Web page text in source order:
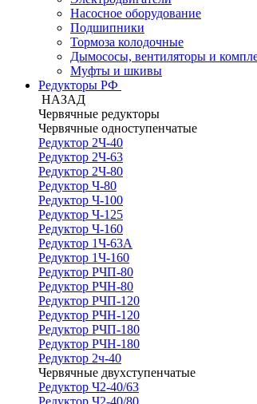
Насосное оборудование
Подшипники
Тормоза колодочные
Дымососы, вентиляторы и
Муфты и шкивы
Редукторы РФ
НАЗАД
Червячные редукторы
Червячные одноступенчатые
Редуктор 2Ч-40
Редуктор 2Ч-63
Редуктор 2Ч-80
Редуктор Ч-80
Редуктор Ч-100
Редуктор Ч-125
Редуктор Ч-160
Редуктор 1Ч-63А
Редуктор 1Ч-160
Редуктор РЧП-80
Редуктор РЧН-80
Редуктор РЧП-120
Редуктор РЧН-120
Редуктор РЧП-180
Редуктор РЧН-180
Редуктор 2ч-40
Червячные двухступенчатые
Редуктор Ч2-40/63
Редуктор Ч2-40/80